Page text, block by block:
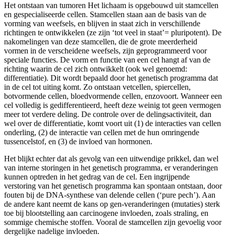
Het ontstaan van tumoren Het lichaam is opgebouwd uit stamcellen
en gespecialiseerde cellen. Stamcellen staan aan de basis van de
vorming van weefsels, en blijven in staat zich in verschillende
richtingen te ontwikkelen (ze zijn ‘tot veel in staat’= pluripotent). De
nakomelingen van deze stamcellen, die de grote meerderheid
vormen in de verscheidene weefsels, zijn geprogrammeerd voor
speciale functies. De vorm en functie van een cel hangt af van de
richting waarin de cel zich ontwikkelt (ook wel genoemd:
differentiatie). Dit wordt bepaald door het genetisch programma dat
in de cel tot uiting komt. Zo ontstaan vetcellen, spiercellen,
botvormende cellen, bloedvormende cellen, enzovoort. Wanneer een
cel volledig is gedifferentieerd, heeft deze weinig tot geen vermogen
meer tot verdere deling. De controle over de delingsactiviteit, dan
wel over de differentiatie, komt voort uit (1) de interacties van cellen
onderling, (2) de interactie van cellen met de hun omringende
tussencelstof, en (3) de invloed van hormonen.
Het blijkt echter dat als gevolg van een uitwendige prikkel, dan wel
van interne storingen in het genetisch programma, er veranderingen
kunnen optreden in het gedrag van de cel. Een ingrijpende
verstoring van het genetisch programma kan spontaan ontstaan, door
fouten bij de DNA-synthese van delende cellen (‘pure pech’). Aan
de andere kant neemt de kans op gen-veranderingen (mutaties) sterk
toe bij blootstelling aan carcinogene invloeden, zoals straling, en
sommige chemische stoffen. Vooral de stamcellen zijn gevoelig voor
dergelijke nadelige invloeden.